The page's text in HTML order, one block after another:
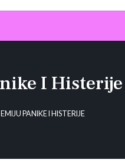
I Histerije
PANIKE I HISTERIJE